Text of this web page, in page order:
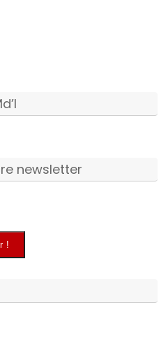
newsletter